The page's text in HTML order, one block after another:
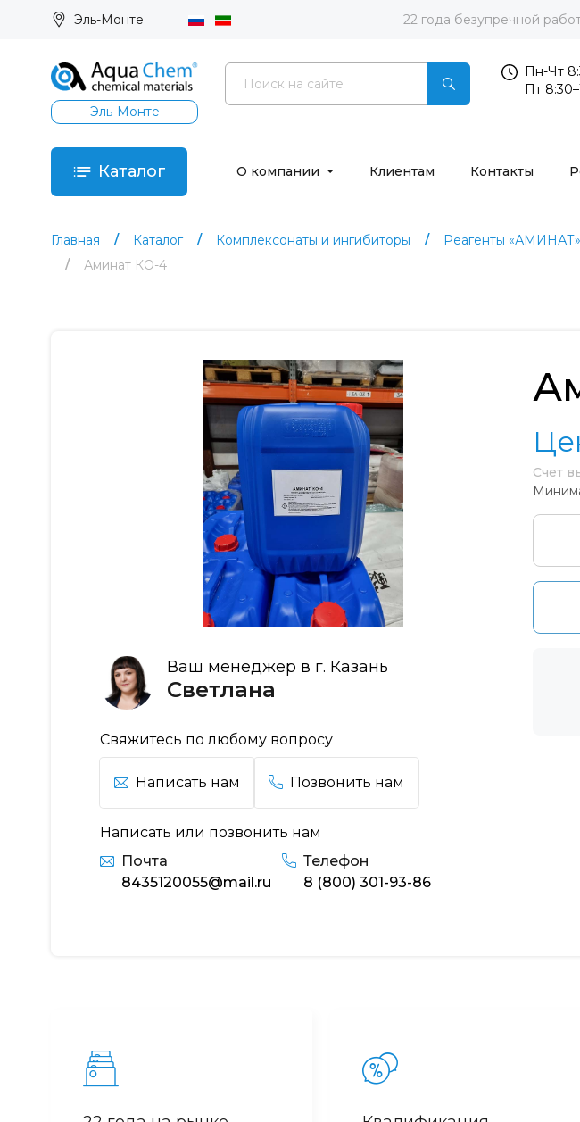
Эль-Монте 22 года безупречной
Эль-Монте
Пн-Чт
Пт
Каталог О компании Клиентам Контакты
Главная Каталог Комплексонаты и ингибиторы Реагенты «АМИНАТ»
Аминат КО-4
Ваш менеджер в г. Казань
Светлана
Свяжитесь по любому вопросу
Написать нам Позвонить нам
Написать или позвонить нам
Почта
8435120055@mail.ru
Телефон
8 (800) 301-93-86
Счет